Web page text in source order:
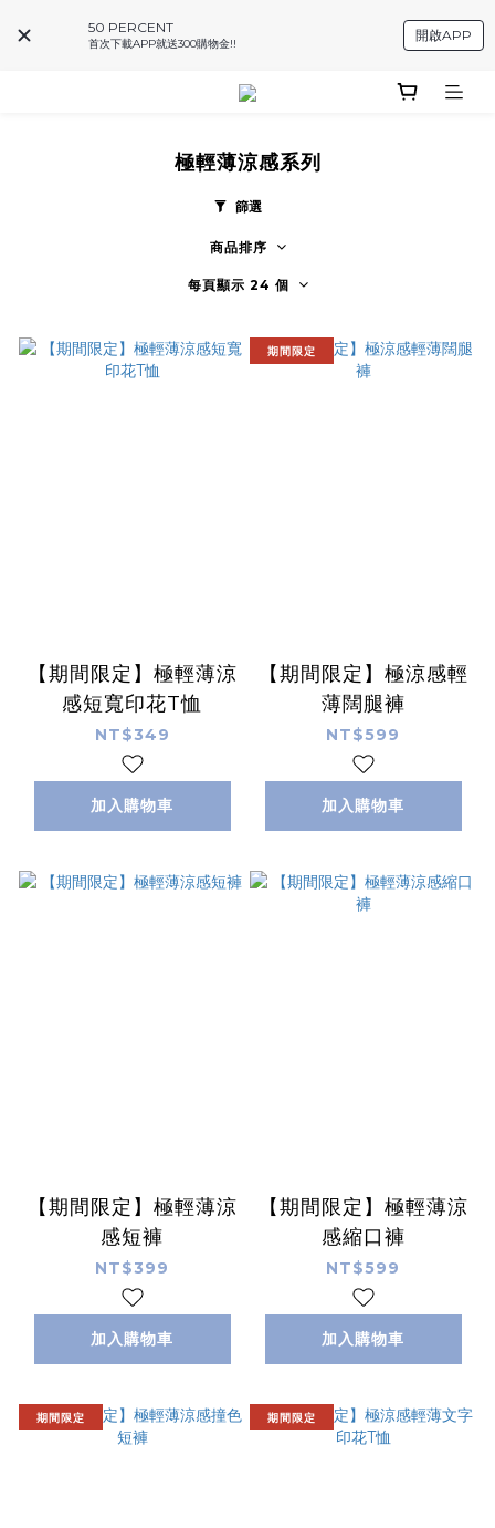
50 PERCENT
首次下載APP就送300購物金!!
開啟APP
極輕薄涼感系列
篩選
商品排序
每頁顯示 24 個
【期間限定】極輕薄涼
感短寬印花T恤
NT$349
加入購物車
期間限定
【期間限定】極涼感輕
薄闊腿褲
NT$599
加入購物車
【期間限定】極輕薄涼
感短褲
NT$399
加入購物車
【期間限定】極輕薄涼
感縮口褲
NT$599
加入購物車
期間限定 期間限定